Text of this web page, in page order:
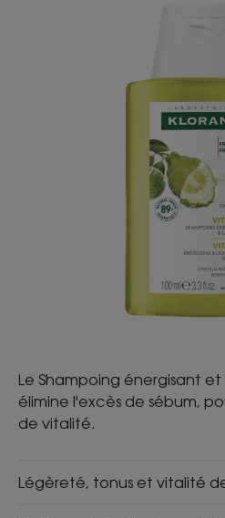
Le Shampoing énergisant
élimine l'excès de sébum,
de vitalité.
Légèreté, tonus et vitalité